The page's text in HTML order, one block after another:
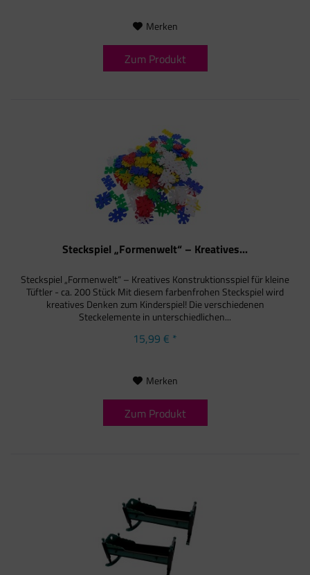
Merken
Zum Produkt
Steckspiel „Formenwelt“ – Kreatives...
Steckspiel „Formenwelt“ – Kreatives Konstruktionsspiel für kleine
Tüftler - ca. 200 Stück Mit diesem farbenfrohen Steckspiel wird
kreatives Denken zum Kinderspiel! Die verschiedenen
Steckelemente in unterschiedlichen...
15,99 € *
Merken
Zum Produkt